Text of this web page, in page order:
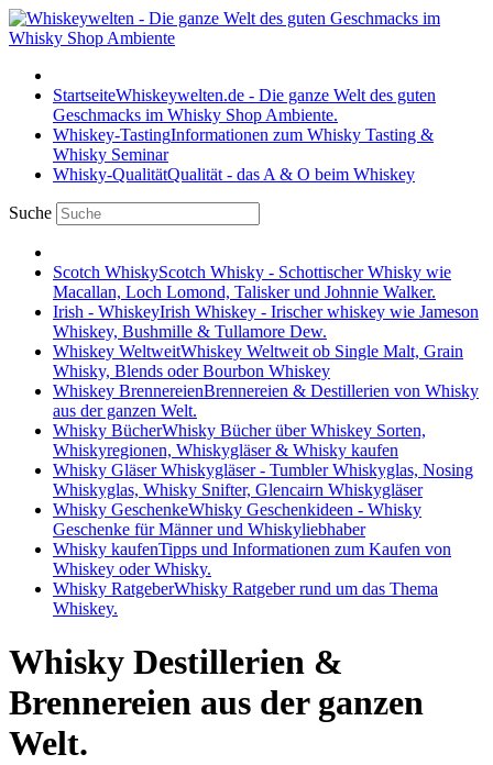
StartseiteWhiskeywelten.de - Die ganze Welt des guten
Geschmacks im Whisky Shop Ambiente.
Whiskey-TastingInformationen zum Whisky Tasting &
Whisky Seminar
Whisky-QualitätQualität - das A & O beim Whiskey
Suche
Scotch WhiskyScotch Whisky - Schottischer Whisky wie
Macallan, Loch Lomond, Talisker und Johnnie Walker.
Irish - WhiskeyIrish Whiskey - Irischer whiskey wie Jameson
Whiskey, Bushmille & Tullamore Dew.
Whiskey WeltweitWhiskey Weltweit ob Single Malt, Grain
Whisky, Blends oder Bourbon Whiskey
Whiskey BrennereienBrennereien & Destillerien von Whisky
aus der ganzen Welt.
Whisky BücherWhisky Bücher über Whiskey Sorten,
Whiskyregionen, Whiskygläser & Whisky kaufen
Whisky GläserWhiskygläser - Tumbler Whiskyglas, Nosing
Whiskyglas, Whisky Snifter, Glencairn Whiskygläser
Whisky GeschenkeWhisky Geschenkideen - Whisky
Geschenke für Männer und Whiskyliebhaber
Whisky kaufenTipps und Informationen zum Kaufen von
Whiskey oder Whisky.
Whisky RatgeberWhisky Ratgeber rund um das Thema
Whiskey.
Whisky Destillerien &
Brennereien aus der ganzen
Welt.